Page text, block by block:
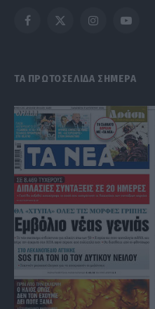
Facebook
X
InstagramYouTube
ΤΑ ΠΡΩΤΟΣΕΛΙΔΑ ΣΗΜΕΡΑ